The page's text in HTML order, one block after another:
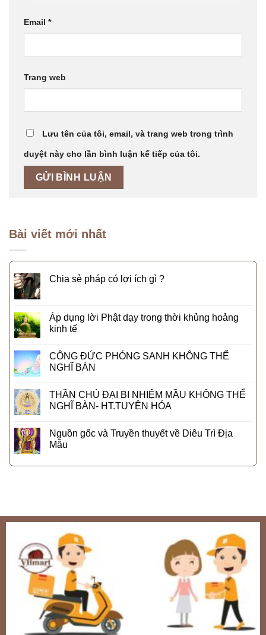
Email *
Trang web
Lưu tên của tôi, email, và trang web trong trình
duyệt này cho lần bình luận kế tiếp của tôi.
Bài viết mới nhất
Chia sẻ pháp có lợi ích gì ?
Áp dụng lời Phật dạy trong thời khủng hoảng
kinh tế
CÔNG ĐỨC PHÓNG SANH KHÔNG THỂ
NGHĨ BÀN
THẦN CHÚ ĐẠI BI NHIỆM MẦU KHÔNG THỂ
NGHĨ BÀN- HT.TUYÊN HÓA
Nguồn gốc và Truyền thuyết về Diêu Trì Địa
Mẫu